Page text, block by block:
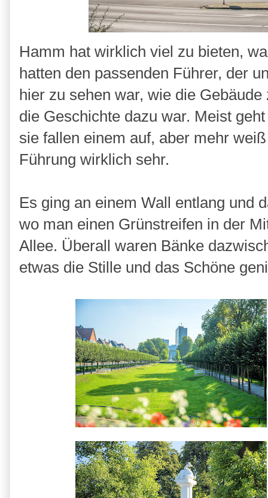
Hamm hat wirklich viel zu bieten,
hatten den passenden Führer, der
hier zu sehen war, wie die
die Geschichte dazu war. Meist
sie fallen einem auf, aber mehr
Führung wirklich sehr.
Es ging an einem Wall entlang und
wo man einen Grünstreifen in der
Allee. Überall waren Bänke
etwas die Stille und das Schöne